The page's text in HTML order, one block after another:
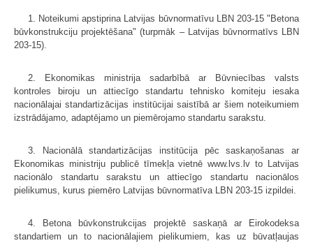
1. Noteikumi apstiprina Latvijas būvnormatīvu LBN 203-15 "Betona
būvkonstrukciju projektēšana" (turpmāk – Latvijas būvnormatīvs LBN
203-15).
2. Ekonomikas ministrija sadarbībā ar Būvniecības valsts
kontroles biroju un attiecīgo standartu tehnisko komiteju iesaka
nacionālajai standartizācijas institūcijai saistībā ar šiem noteikumiem
izstrādājamo, adaptējamo un piemērojamo standartu sarakstu.
3. Nacionālā standartizācijas institūcija pēc saskaņošanas ar
Ekonomikas ministriju publicē tīmekļa vietnē www.lvs.lv to Latvijas
nacionālo standartu sarakstu un attiecīgo standartu nacionālos
pielikumus, kurus piemēro Latvijas būvnormatīva LBN 203-15 izpildei.
4. Betona būvkonstrukcijas projektē saskaņā ar Eirokodeksa
standartiem un to nacionālajiem pielikumiem, kas uz būvatļaujas